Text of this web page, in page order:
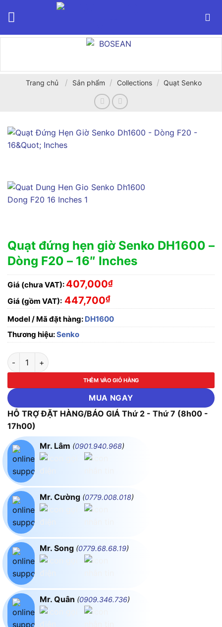
Trang chủ / Sản phẩm / Collections / Quạt Senko
Quạt đứng hẹn giờ Senko DH1600 –
Dòng F20 – 16″ Inches
Giá (chưa VAT): 407,000₫
Giá (gồm VAT): 447,700₫
Model / Mã đặt hàng: DH1600
Thương hiệu:Senko
Quạt đứng hẹn giờ Senko DH1600 - Dòng F20 - 16" Inches số
THÊM VÀO GIỎ HÀNG
MUA NGAY
HỖ TRỢ ĐẶT HÀNG/BÁO GIÁ Thứ 2 - Thứ 7 (8h00 -
17h00)
Mr. Lâm (0901.940.968)
Mr. Cường (0779.008.018)
Mr. Song (0779.68.68.19)
Mr. Quân (0909.346.736)